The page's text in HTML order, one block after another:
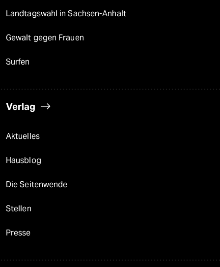
Landtagswahl in Sachsen-Anhalt
Gewalt gegen Frauen
Surfen
Verlag
Aktuelles
Hausblog
Die Seitenwende
Stellen
Presse